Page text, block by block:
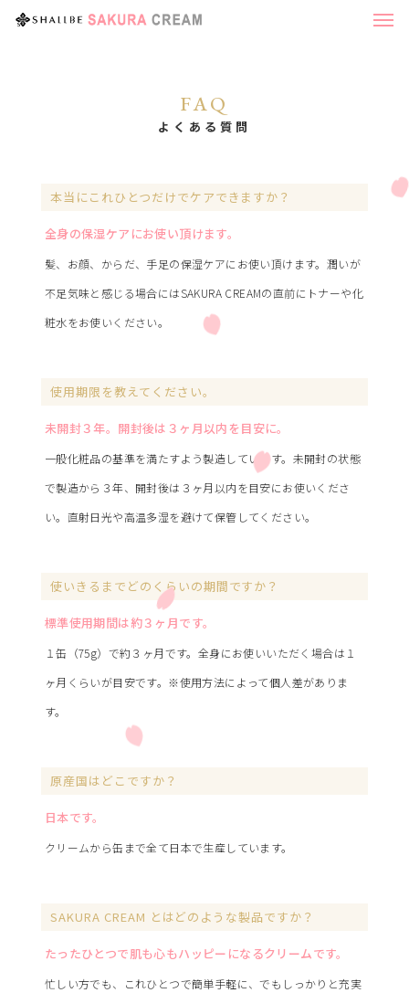
FAQ
よくある質問
本当にこれひとつだけでケアできますか？
全身の保湿ケアにお使い頂けます。
髪、お顔、からだ、手足の保湿ケアにお使い頂けます。潤いが
不足気味と感じる場合にはSAKURA CREAMの直前にトナーや化
粧水をお使いください。
使用期限を教えてください。
未開封３年。開封後は３ヶ月以内を目安に。
一般化粧品の基準を満たすよう製造しています。未開封の状態
で製造から３年、開封後は３ヶ月以内を目安にお使いくださ
い。直射日光や高温多湿を避けて保管してください。
使いきるまでどのくらいの期間ですか？
標準使用期間は約３ヶ月です。
１缶（75g）で約３ヶ月です。全身にお使いいただく場合は１
ヶ月くらいが目安です。※使用方法によって個人差がありま
す。
原産国はどこですか？
日本です。
クリームから缶まで全て日本で生産しています。
SAKURA CREAM とはどのような製品ですか？
たったひとつで肌も心もハッピーになるクリームです。
忙しい方でも、これひとつで簡単手軽に、でもしっかりと充実